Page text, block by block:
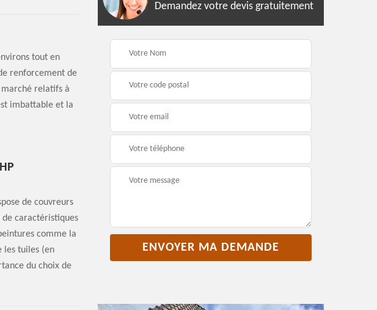
tout en
renforcement de
relatifs à
imbattable et la
de couvreurs
caractéristiques
comme la
les tuiles (en
du choix de
Demandez votre devis gratuitement